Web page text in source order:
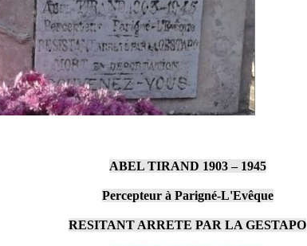
ABEL TIRAND 1903 – 1945
Percepteur à Parigné-L'Evêque
RESITANT ARRETE PAR LA GESTAPO